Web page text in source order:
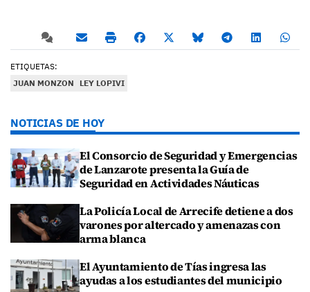
ETIQUETAS:
JUAN MONZON
LEY LOPIVI
NOTICIAS DE HOY
El Consorcio de Seguridad y Emergencias
de Lanzarote presenta la Guía de
Seguridad en Actividades Náuticas
La Policía Local de Arrecife detiene a dos
varones por altercado y amenazas con
arma blanca
El Ayuntamiento de Tías ingresa las
ayudas a los estudiantes del municipio